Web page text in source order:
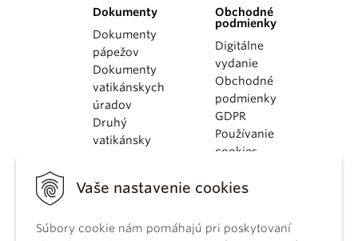
Vaše nastavenie cookies
Súbory cookie nám pomáhajú pri poskytovaní
Dokumenty
Dokumenty
pápežov
Dokumenty
vatikánskych
úradov
Druhý
vatikánsky
KBS
kánonického
Obchodné
podmienky
Digitálne
vydanie
Obchodné
podmienky
GDPR
Používanie
cookies